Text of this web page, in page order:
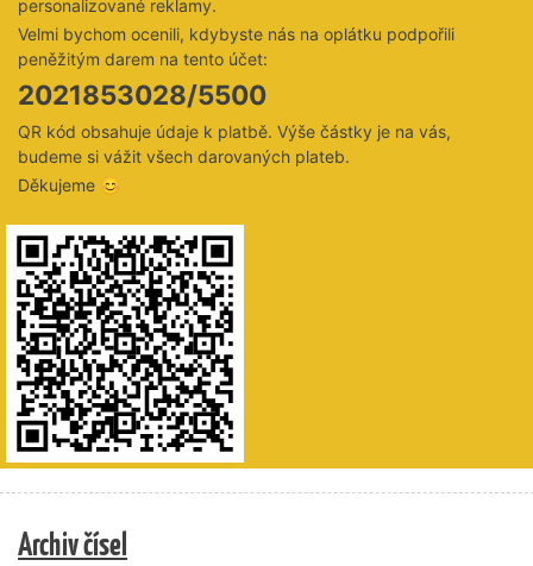
personalizované reklamy.
Velmi bychom ocenili, kdybyste nás na oplátku podpořili
peněžitým darem na tento účet:
2021853028/5500
QR kód obsahuje údaje k platbě. Výše částky je na vás,
budeme si vážit všech darovaných plateb.
Děkujeme 😊
Archiv čísel